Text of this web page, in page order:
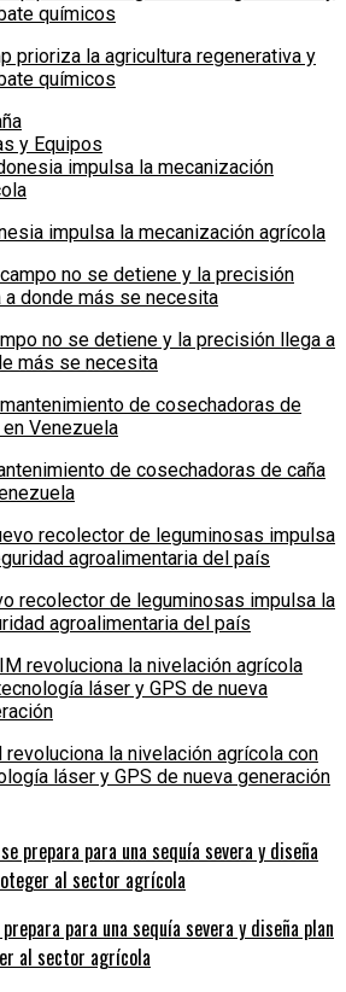
prioriza la agricultura regenerativa y
químicos
y Equipos
impulsa la mecanización agrícola
no se detiene y la precisión llega a
más se necesita
de cosechadoras de caña
recolector de leguminosas impulsa la
agroalimentaria del país
revoluciona la nivelación agrícola con
láser y GPS de nueva generación
para una sequía severa y diseña plan
al sector agrícola